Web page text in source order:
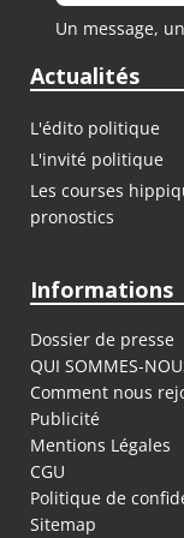
Un message,
Actualités
L'édito politique
L'invité politique
Les courses
pronostics
Informations
Dossier de presse
QUI SOMMES-
Comment nous
Publicité
Mentions Légales
CGU
Politique de
Sitemap